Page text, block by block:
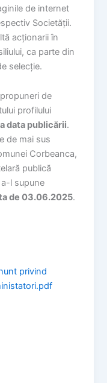
de internet
Societății.
acționarii în
ca parte din
selecție.
de
profilului
data publicării.
de mai sus
Corbeanca,
publică
l supune
de 03.06.2025.
privind